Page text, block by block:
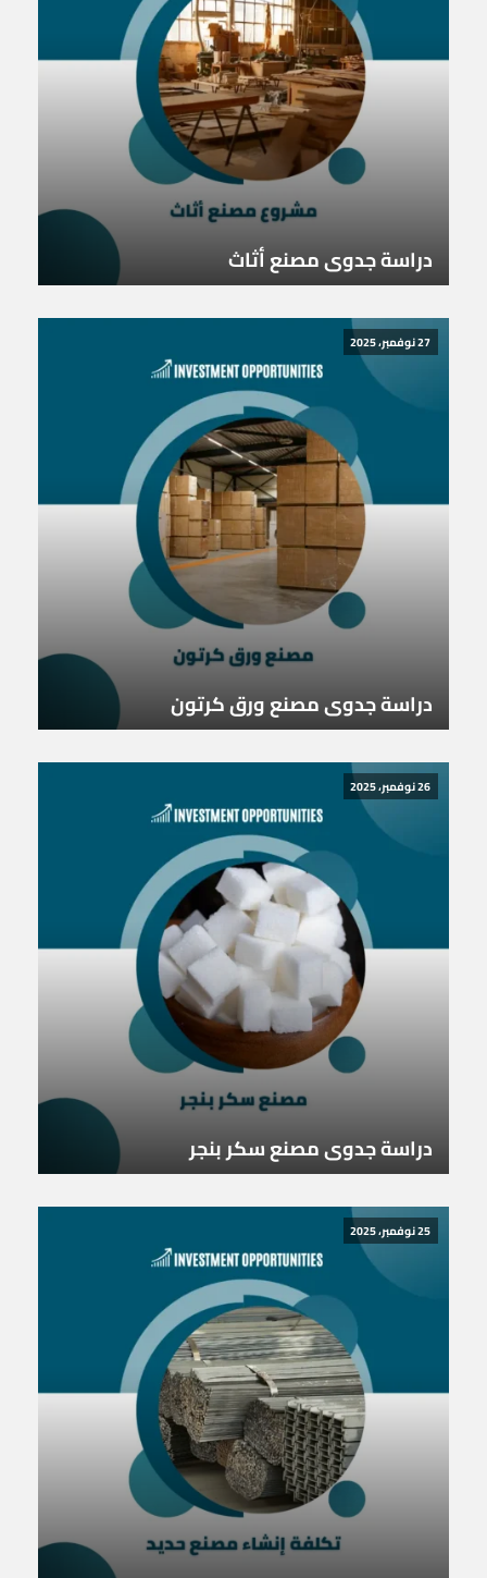
دراسة جدوى مصنع أثاث
27 نوفمبر، 2025
دراسة جدوى مصنع ورق كرتون
26 نوفمبر، 2025
دراسة جدوى مصنع سكر بنجر
25 نوفمبر، 2025